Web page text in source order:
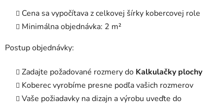
Cena sa vypočítava z celkovej šírky kobercovej role
Minimálna objednávka: 2 m²
Postup objednávky:
Zadajte požadované rozmery do Kalkulačky plochy
Koberec vyrobíme presne podľa vašich rozmerov
Vaše požiadavky na dizajn a výrobu uveďte do